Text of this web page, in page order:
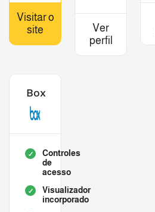
Visitar o
site
Ver
perfil
Box
Controles
de
acesso
Visualizador
incorporado